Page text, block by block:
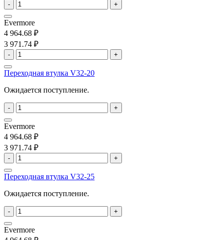
- +
Evermore
4 964.68 ₽
3 971.74 ₽
- +
Переходная втулка V32-20
Ожидается поступление.
- +
Evermore
4 964.68 ₽
3 971.74 ₽
- +
Переходная втулка V32-25
Ожидается поступление.
- +
Evermore